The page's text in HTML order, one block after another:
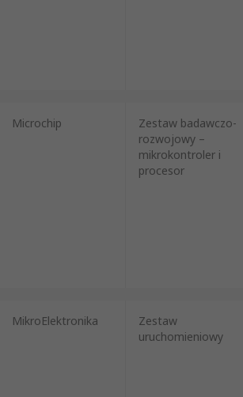
Microchip
Zestaw badawczo-
rozwojowy –
mikrokontroler i
procesor
MikroElektronika
Zestaw
uruchomieniowy